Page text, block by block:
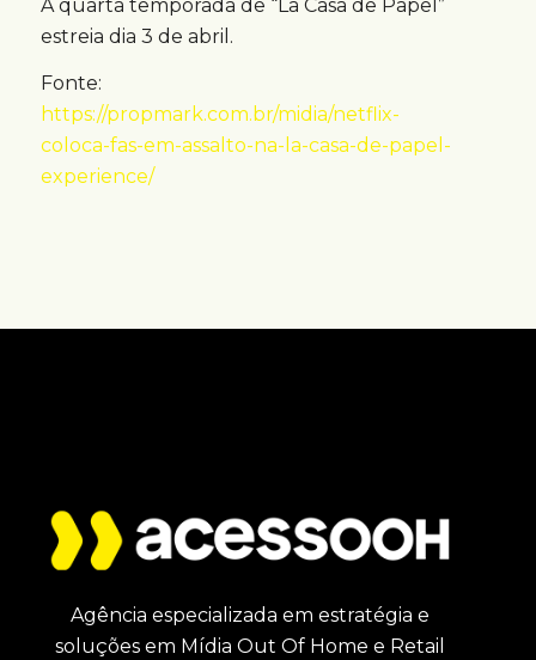
A quarta temporada de “La Casa de Papel”
estreia dia 3 de abril.
Fonte:
https://propmark.com.br/midia/netflix-
coloca-fas-em-assalto-na-la-casa-de-papel-
experience/
Agência especializada em estratégia e
soluções em Mídia Out Of Home e Retail